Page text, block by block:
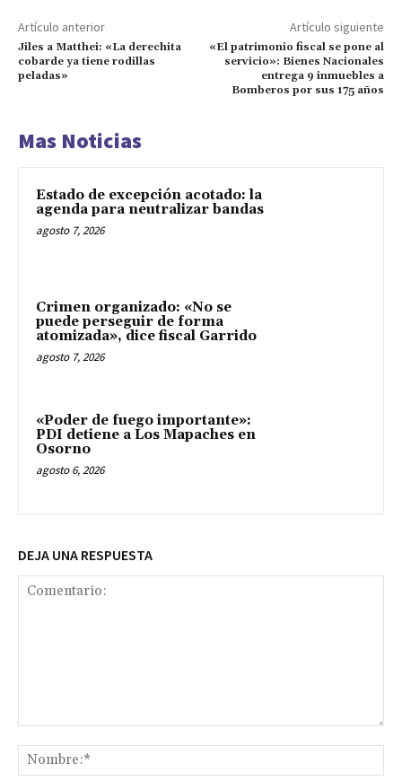
Artículo anterior
Jiles a Matthei: «La derechita
cobarde ya tiene rodillas
peladas»
Artículo siguiente
«El patrimonio fiscal se pone al
servicio»: Bienes Nacionales
entrega 9 inmuebles a
Bomberos por sus 175 años
Mas Noticias
Estado de excepción acotado: la
agenda para neutralizar bandas
agosto 7, 2026
Crimen organizado: «No se
puede perseguir de forma
atomizada», dice fiscal Garrido
agosto 7, 2026
«Poder de fuego importante»:
PDI detiene a Los Mapaches en
Osorno
agosto 6, 2026
DEJA UNA RESPUESTA